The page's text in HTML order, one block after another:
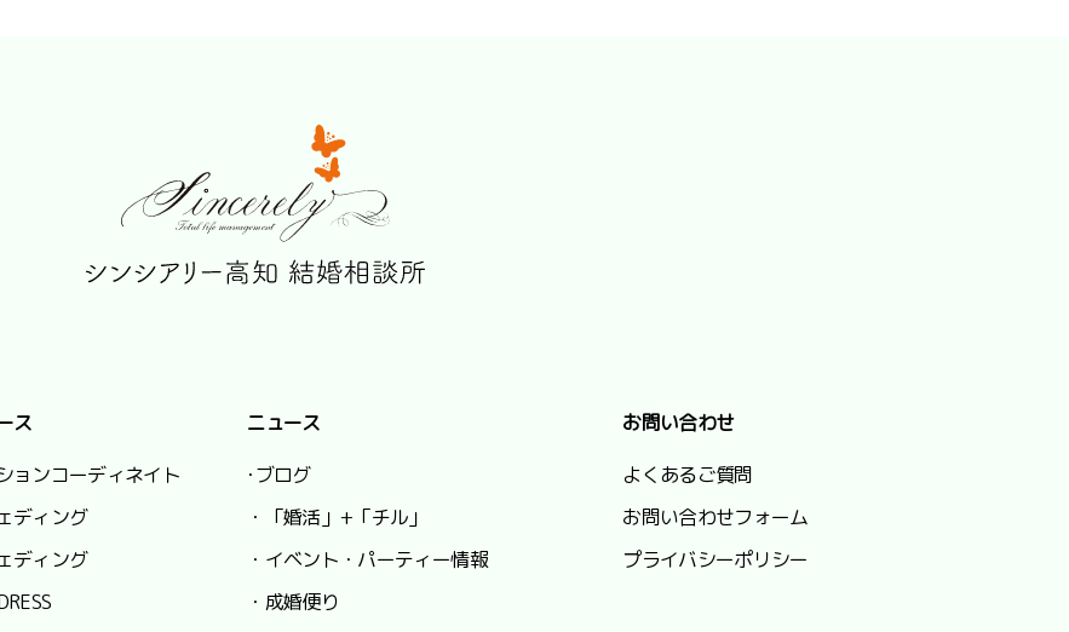
ス
ョンコーディネイト
ディング
ディング
ニュース
･ブログ
・「婚活」+「チル」
・イベント・パーティー情報
・成婚便り
お問い合わせ
よくあるご質問
お問い合わせフォーム
プライバシーポリシー